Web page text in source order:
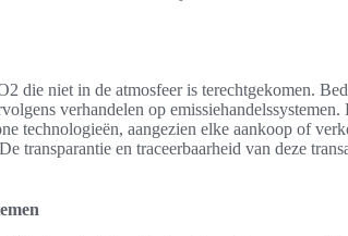
die niet in de atmosfeer is terechtgekomen.
verhandelen op
technologieën, aangezien elke aankoop of
transparantie en traceerbaarheid van deze